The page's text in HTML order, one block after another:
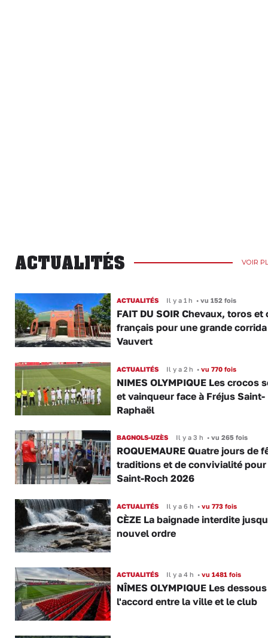
ACTUALITÉS VOIR
ACTUALITÉS Il y a 1 h •vu 152 fois
FAIT DU SOIR Chevaux, toros et
français pour une grande corrida
Vauvert
ACTUALITÉS Il y a 2 h •vu 770 fois
NIMES OLYMPIQUE Les crocos
et vainqueur face à Fréjus Saint-
Raphaël
BAGNOLS-UZÈS Il y a 3 h •vu 265 fois
ROQUEMAURE Quatre jours de
traditions et de convivialité pour
Saint-Roch 2026
ACTUALITÉS Il y a 6 h •vu 773 fois
CÈZE La baignade interdite
nouvel ordre
ACTUALITÉS Il y a 4 h •vu 1481 fois
NÎMES OLYMPIQUE Les
l'accord entre la ville et le club